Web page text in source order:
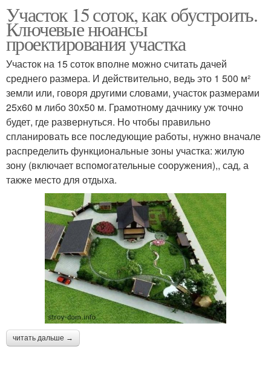
Участок 15 соток, как обустроить.
Ключевые нюансы
проектирования участка
Участок на 15 соток вполне можно считать дачей
среднего размера. И действительно, ведь это 1 500 м²
земли или, говоря другими словами, участок размерами
25х60 м либо 30х50 м. Грамотному дачнику уж точно
будет, где развернуться. Но чтобы правильно
спланировать все последующие работы, нужно вначале
распределить функциональные зоны участка: жилую
зону (включает вспомогательные сооружения),, сад, а
также место для отдыха.
читать дальше →